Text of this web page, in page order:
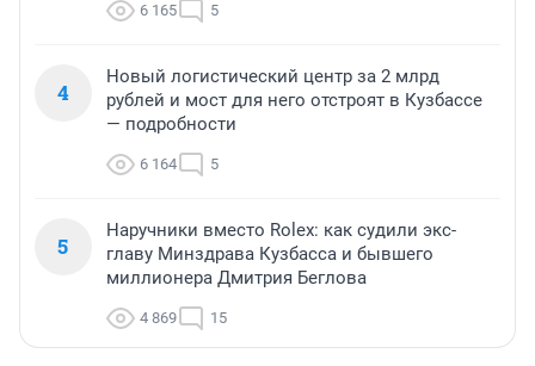
6 165 5
4
Новый логистический центр за 2 млрд
рублей и мост для него отстроят в Кузбассе
— подробности
6 164 5
5
Наручники вместо Rolex: как судили экс-
главу Минздрава Кузбасса и бывшего
миллионера Дмитрия Беглова
4 869 15